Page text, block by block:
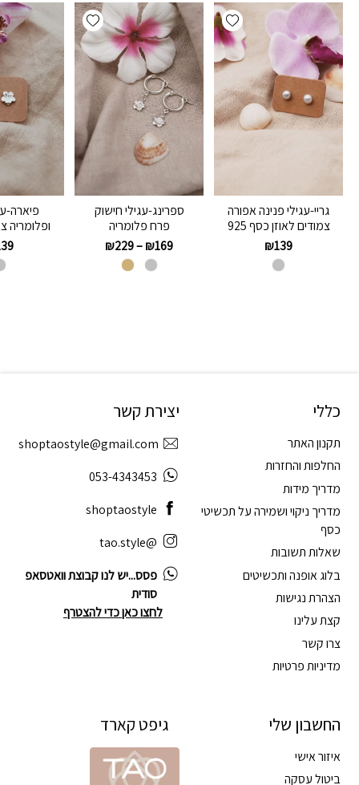
Add wishlist
גריי-עגילי פנינה אפורה
צמודים לאוזן כסף 925
₪139
Add wishlist
ספרינג-עגילי חישוק
פרח פלומריה
₪169
–
₪229
פיארה-
ופלומריה
כללי
תקנון האתר
החלפות והחזרות
מדריך מידות
מדריך ניקוי ושמירה על תכשיטי
כסף
שאלות תשובות
בלוג אופנה ותכשיטים
הצהרת נגישות
קצת עלינו
צרו קשר
מדיניות פרטיות
החשבון שלי
איזור אישי
ביטול עסקה
יצירת קשר
shoptaostyle@gmail.com
053-4343453
shoptaostyle
@tao.style
פסס...יש לנו קבוצת וואטסאפ
סודית
לחצו כאן כדי להצטרף
גיפט קארד